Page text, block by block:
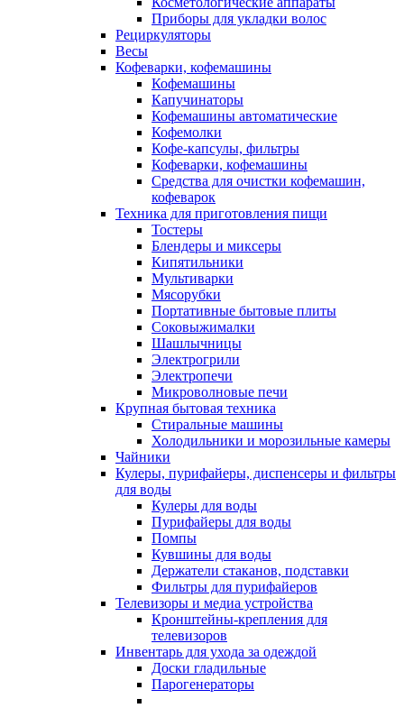
Приборы для укладки волос
Рециркуляторы
Весы
Кофеварки, кофемашины
Кофемашины
Капучинаторы
Кофемашины автоматические
Кофемолки
Кофе-капсулы, фильтры
Кофеварки, кофемашины
Средства для очистки кофемашин,
кофеварок
Техника для приготовления пищи
Тостеры
Блендеры и миксеры
Кипятильники
Мультиварки
Мясорубки
Портативные бытовые плиты
Соковыжималки
Шашлычницы
Электрогрили
Электропечи
Микроволновые печи
Крупная бытовая техника
Стиральные машины
Холодильники и морозильные камеры
Чайники
Кулеры, пурифайеры, диспенсеры и фильтры
для воды
Кулеры для воды
Пурифайеры для воды
Помпы
Кувшины для воды
Держатели стаканов, подставки
Фильтры для пурифайеров
Телевизоры и медиа устройства
Кронштейны-крепления для
телевизоров
Инвентарь для ухода за одеждой
Доски гладильные
Парогенераторы